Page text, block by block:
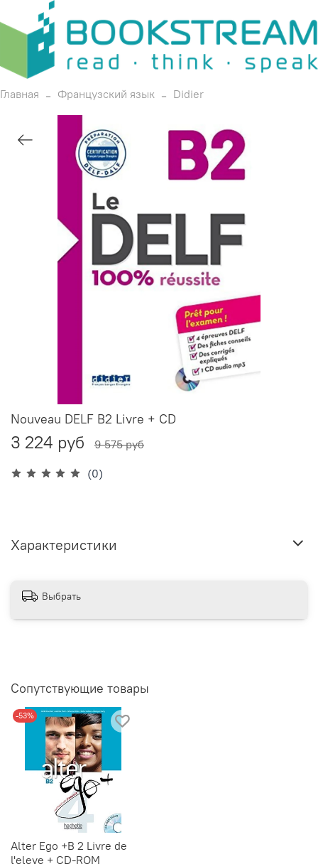
Главная Французский язык Didier
(0)
Nouveau DELF B2 Livre + CD
3 224 руб 9 575 руб
Характеристики
Выбрать
Сопутствующие товары
-53%
Alter Ego +B 2 Livre de
l'eleve + CD-ROM